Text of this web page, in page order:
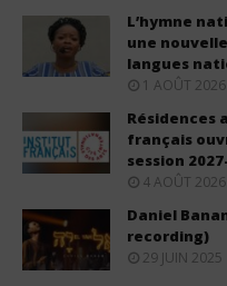
L’hymne
une
langues
1 AOÛT 2026
Résidences
français
session
4 AOÛT 2026
Daniel
recording)
29 JUIN 2025